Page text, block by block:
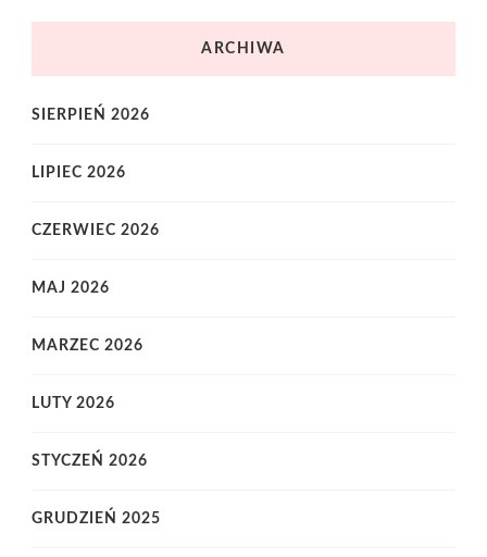
ARCHIWA
SIERPIEŃ 2026
LIPIEC 2026
CZERWIEC 2026
MAJ 2026
MARZEC 2026
LUTY 2026
STYCZEŃ 2026
GRUDZIEŃ 2025